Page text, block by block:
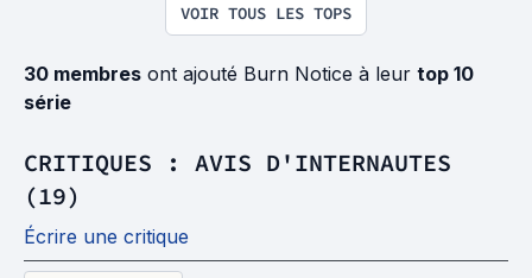
VOIR TOUS LES TOPS
30 membres ont ajouté Burn Notice à leur top 10
série
CRITIQUES : AVIS D'INTERNAUTES
(19)
Écrire une critique